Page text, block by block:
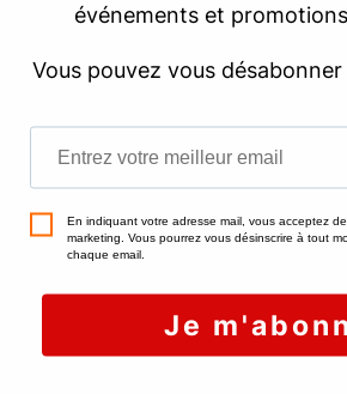
J’espère que cet article
propos de la fibre
tous les éléments pour
en connaissance de cause.
Maintenant, s’il subsiste un
toujours pianoter sur
que vous vous posez.